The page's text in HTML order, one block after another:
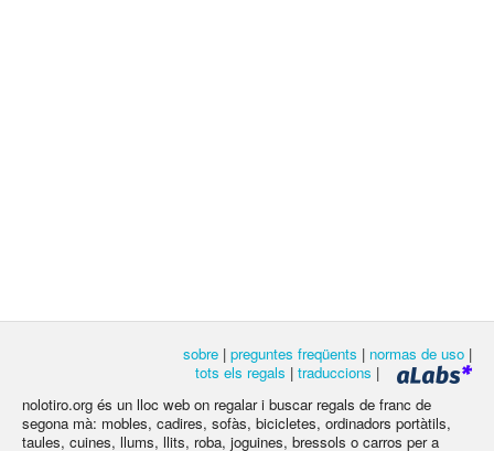
sobre | preguntes freqüents | normas de uso |
tots els regals | traduccions |
nolotiro.org és un lloc web on regalar i buscar regals de franc de
segona mà: mobles, cadires, sofàs, bicicletes, ordinadors portàtils,
taules, cuines, llums, llits, roba, joguines, bressols o carros per a